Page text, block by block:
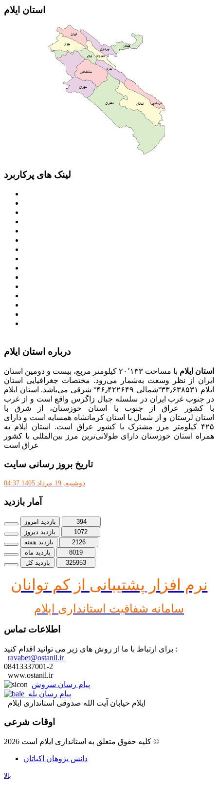
استان ایلام
لینک های پرکاربرد
درباره استان ایلام
استان ایلام
با مساحت ۲۰٬۱۳۳ کیلومتر مربع، بیست و دومین استان
ایران از نظر وسعت به‌شمار می‌رود. مختصات جغرافیایی استان
ایلام ۳۳٫۶۳۸۵۳۱°شمالی ۴۶٫۴۲۲۶۴۹° شرقی می‌باشد. استان ایلام
در جنوب غرب ایران در سلسله جبال زاگرس واقع است و از غرب
با کشور عراق از جنوب با استان خوزستان، از شرق با
استان لرستان و از شمال با استان کرمانشاه همسایه است و دارای
۴۲۵ کیلومتر مرز مشترک با کشور عراق است. استان ایلام به
همراه استان خوزستان دارای طولانی‌ترین مرز بین‌المللی با کشور
عراق است
تاریخ بروز رسانی سایت
دوشنبه, 19 مرداد 1405 04:37
آمار بازدید
بازدید امروز
394
بازدید دیروز
1072
بازدید هفته
2126
بازدید ماه
8019
بازدید کل
325953
نرم افز ار پشتیبانی از کم توانان
سامانه شفافیت استانداری ایلام
اطلاعات تماس
برای ارتباط با ما از روش های زیر می توانید اقدام کنید :
ravabet@ostanil.ir
08413337001-2
www.ostanil.ir
پیام رسان سروش
پیام رسان بله
ایلام خیابان آیت الله صدوقی استانداری ایلام
اوقات شرعی
کلیه حقوق متعلق به استانداری ایلام است 2026 ©
دانش پژوهان اکباتان
بالا